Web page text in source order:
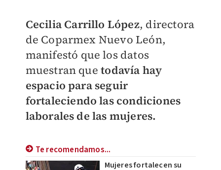
Cecilia Carrillo López, directora
de Coparmex Nuevo León,
manifestó que los datos
muestran que todavía hay
espacio para seguir
fortaleciendo las condiciones
laborales de las mujeres.
Te recomendamos...
Mujeres fortalecen su